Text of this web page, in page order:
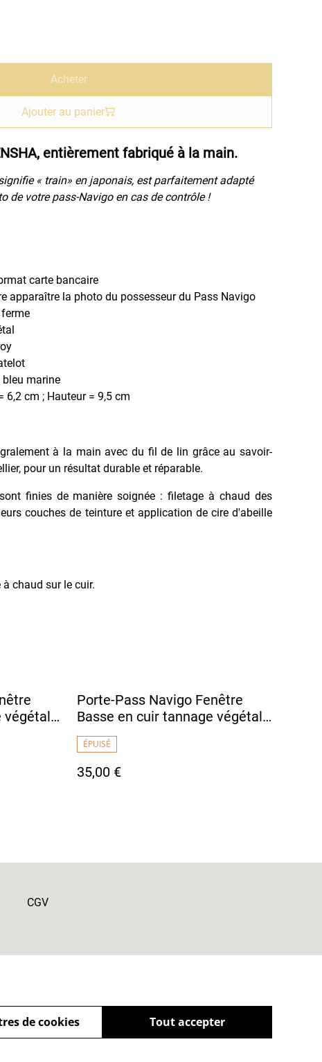
Acheter
Ajouter au panier
entièrement fabriqué à la main.
« train» en japonais, est parfaitement adapté
de votre pass-Navigo en cas de contrôle !
carte bancaire
apparaître la photo du possesseur du Pass Navigo
bleu marine
6,2 cm ; Hauteur = 9,5 cm
à la main avec du fil de lin grâce au savoir-
pour un résultat durable et réparable.
finies de manière soignée : filetage à chaud des
couches de teinture et application de cire d'abeille
chaud sur le cuir.
végétal -
Porte-Pass Navigo Fenêtre
Basse en cuir tannage végétal -
DENSHA Vert Pomme
ÉPUISÉ
35,00 €
CGV
Tout accepter
de cookies